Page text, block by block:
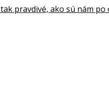
pravdivé, ako sú nám